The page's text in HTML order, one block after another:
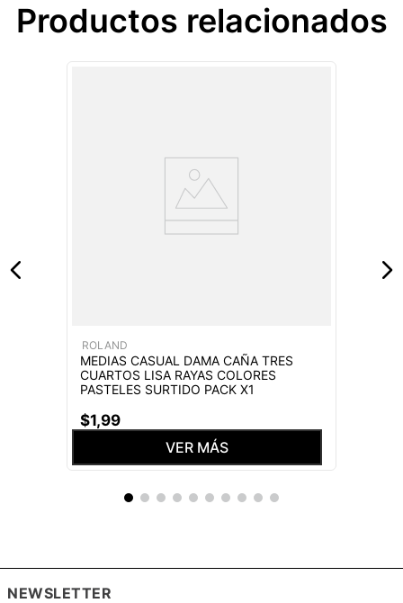
Productos relacionados
ROLAND
MEDIAS CASUAL DAMA CAÑA TRES
CUARTOS LISA RAYAS COLORES
PASTELES SURTIDO PACK X1
$1,99
VER MÁS
NEWSLETTER